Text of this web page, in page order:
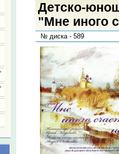
Детско-
"Мне иного
№ диска - 589